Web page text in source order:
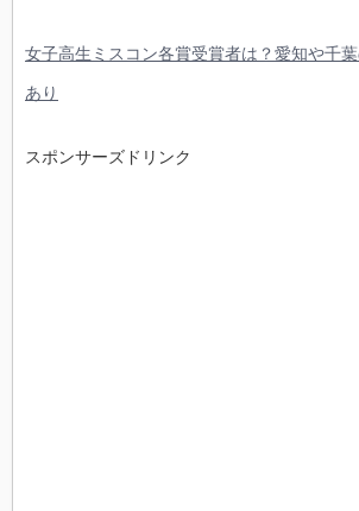
女子高生ミスコン各賞受賞者は？愛知や千
あり
スポンサーズドリンク